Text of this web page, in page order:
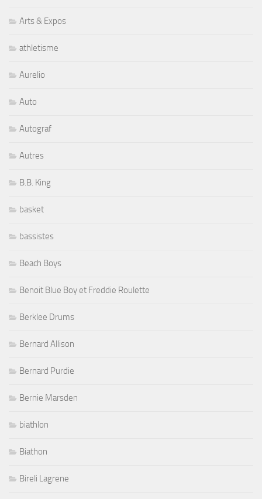
Arts & Expos
athletisme
Aurelio
Auto
Autograf
Autres
B.B. King
basket
bassistes
Beach Boys
Benoit Blue Boy et Freddie Roulette
Berklee Drums
Bernard Allison
Bernard Purdie
Bernie Marsden
biathlon
Biathon
Bireli Lagrene